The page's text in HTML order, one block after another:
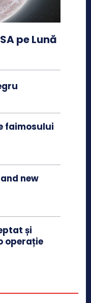
pe Lună
faimosului
new
și
operație